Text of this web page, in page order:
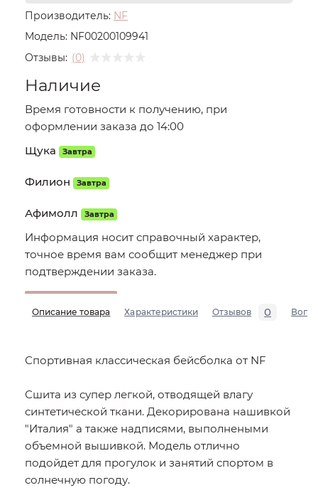
Производитель: NF
Модель: NF00200109941
Отзывы: (0)
Наличие
Время готовности к получению, при
оформлении заказа до 14:00
Щука
Завтра
Филион Завтра
Афимолл Завтра
Информация носит справочный характер,
точное время вам сообщит менеджер при
подтверждении заказа.
Описание товара Характеристики Отзывов 0
Спортивная классическая бейсболка от NF
Сшита из супер легкой, отводящей влагу
синтетической ткани. Декорирована нашивкой
"Италия" а также надписями, выполнеными
объемной вышивкой. Модель отлично
подойдет для прогулок и занятий спортом в
солнечную погоду.